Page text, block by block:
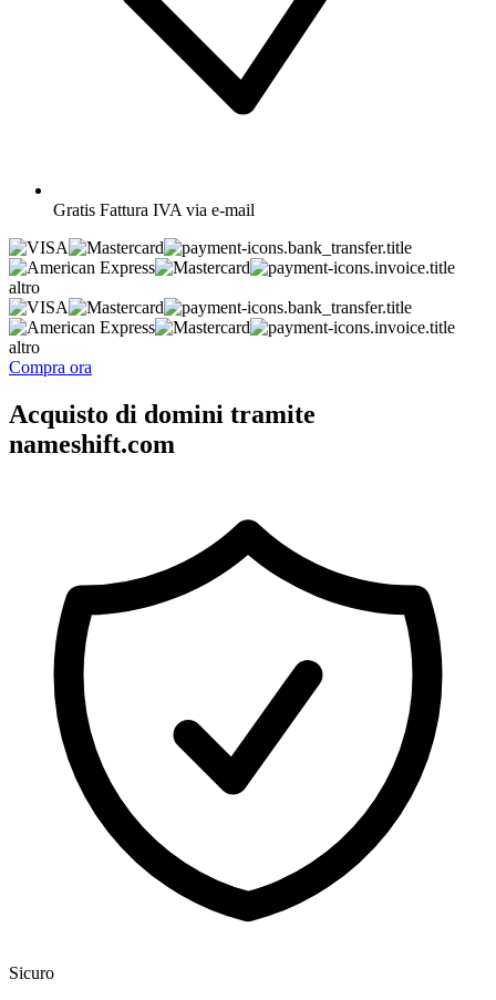
Gratis Fattura IVA via e-mail
altro
altro
Compra ora
Acquisto di domini tramite
nameshift.com
Sicuro